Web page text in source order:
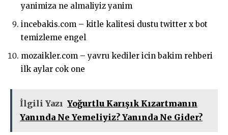
yanimiza ne almaliyiz yanim
incebakis.com – kitle kalitesi dustu twitter x bot
temizleme engel
mozaikler.com – yavru kediler icin bakim rehberi
ilk aylar cok one
İlgili Yazı Yoğurtlu Karışık Kızartmanın
Yanında Ne Yemeliyiz? Yanında Ne Gider?